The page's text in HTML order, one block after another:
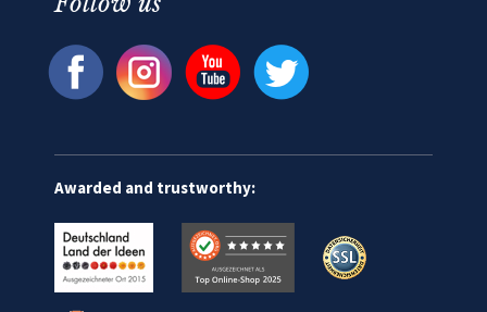
Awarded and trustworthy: